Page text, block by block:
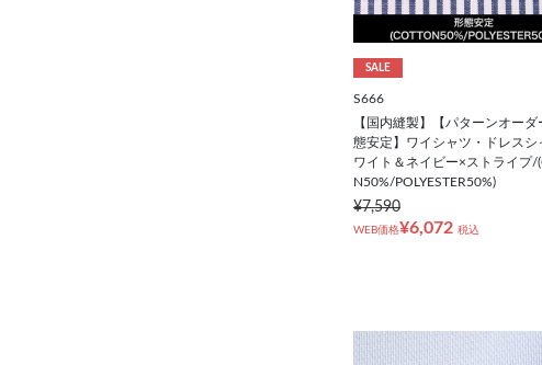
SALE
S666
【国内縫製】【パターンオーダ
態安定】ワイシャツ・ドレスシ
ワイト＆ネイビー×ストライプ/
N50%/POLYESTER50%)
¥7,590
WEB価格¥6,072 税込